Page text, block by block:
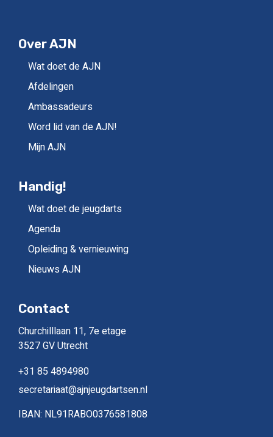
Over AJN
Wat doet de AJN
Afdelingen
Ambassadeurs
Word lid van de AJN!
Mijn AJN
Handig!
Wat doet de jeugdarts
Agenda
Opleiding & vernieuwing
Nieuws AJN
Contact
Churchilllaan 11, 7e etage
3527 GV Utrecht
+31 85 4894980
secretariaat@ajnjeugdartsen.nl
IBAN: NL91RABO0376581808